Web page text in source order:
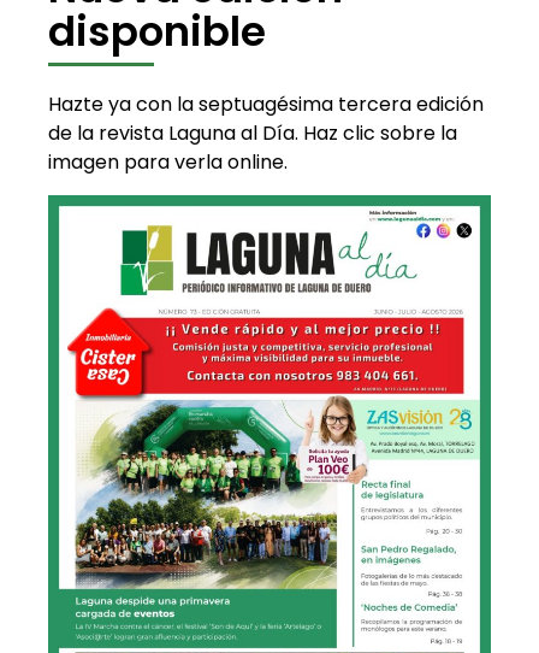
disponible
Hazte ya con la septuagésima tercera edición
de la revista Laguna al Día. Haz clic sobre la
imagen para verla online.